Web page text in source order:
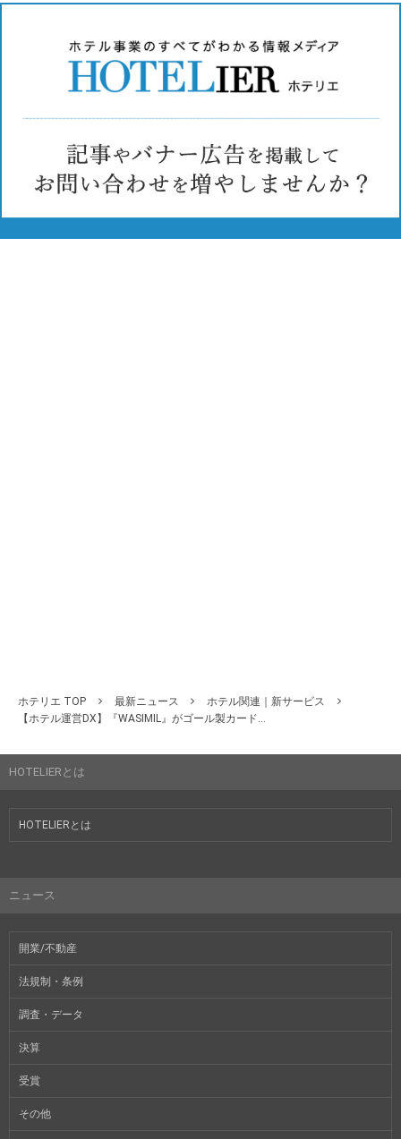
ホテリエ TOP 最新ニュース
ホテル関連｜新サービス
【ホテル運営DX】『WASIMIL』がゴール製カード...
HOTELIERとは
HOTELIERとは
ニュース
開業/不動産
法規制・条例
調査・データ
決算
受賞
その他